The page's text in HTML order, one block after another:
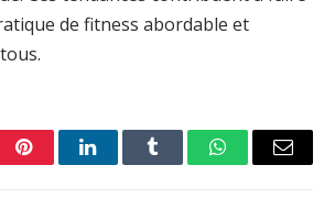
de fitness abordable et
PinterestLinkedInTumblr WhatsAppEmail